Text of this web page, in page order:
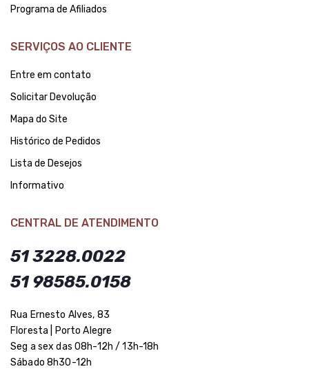
Programa de Afiliados
SERVIÇOS AO CLIENTE
Entre em contato
Solicitar Devolução
Mapa do Site
Histórico de Pedidos
Lista de Desejos
Informativo
CENTRAL DE ATENDIMENTO
51 3228.0022
51 98585.0158
Rua Ernesto Alves, 83
Floresta | Porto Alegre
Seg a sex das 08h-12h / 13h-18h
Sábado 8h30-12h